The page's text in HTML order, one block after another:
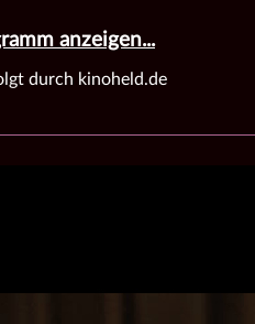
anzeigen...
durch kinoheld.de